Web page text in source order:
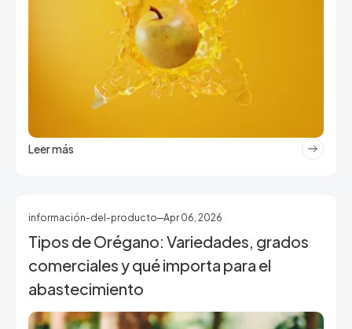
Leer más
información-del-producto Apr 06, 2026
Tipos de Orégano: Variedades, grados
comerciales y qué importa para el
abastecimiento